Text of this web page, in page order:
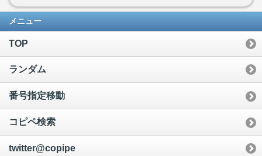
メニュー
TOP
ランダム
番号指定移動
コピペ検索
twitter@copipe